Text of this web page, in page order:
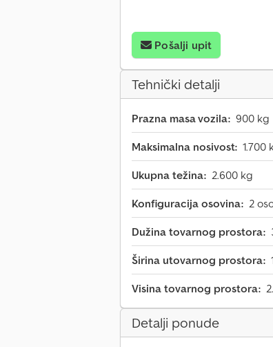
Pošalji upit
Tehnički detalji
Prazna masa vozila: 900 kg
Maksimalna nosivost: 1.700
Ukupna težina: 2.600 kg
Konfiguracija osovina: 2
Dužina tovarnog prostora:
Širina utovarnog prostora:
Visina tovarnog prostora:
Detalji ponude